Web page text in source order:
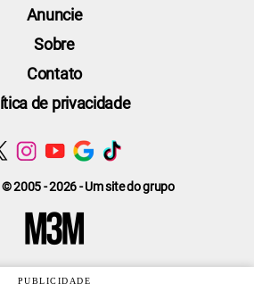
2005 - 2026 - Um site do grupo
Anuncie
Sobre
Contato
de privacidade
PUBLICIDADE